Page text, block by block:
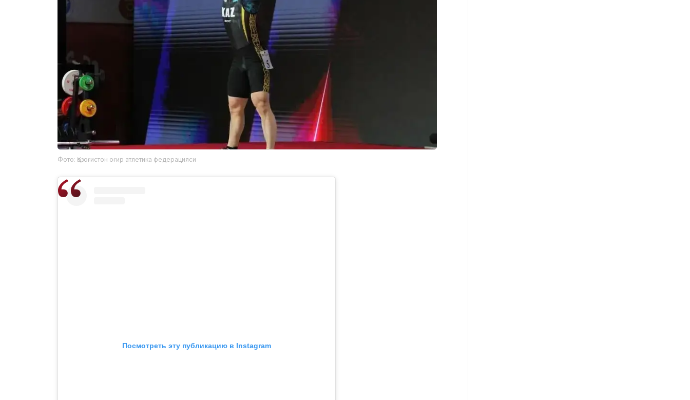
Фото: Қозоғистон оғир атлетика федерацияси
Посмотреть эту публикацию в Instagram